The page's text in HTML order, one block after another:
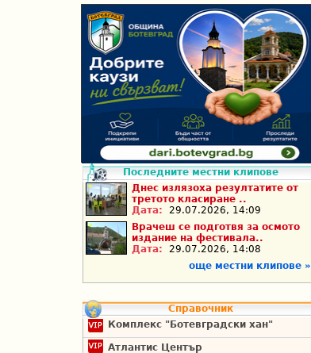
Последните местни клипове
Днес излязоха резултатите от
третото класиране ..
Дата:
29.07.2026, 14:09
Врачеш се подготвя за осмото
издание на фестивала..
Дата:
29.07.2026, 14:08
още местни клипове »
Справочник
Комплекс "Ботевградски хан"
Атлантис Център